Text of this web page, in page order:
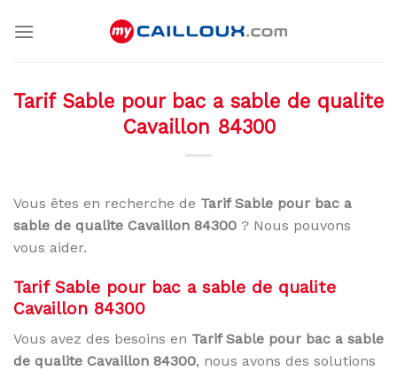
Tarif Sable pour bac a sable de qualite
Cavaillon 84300
Vous êtes en recherche de Tarif Sable pour bac a
sable de qualite Cavaillon 84300 ? Nous pouvons
vous aider.
Tarif Sable pour bac a sable de qualite
Cavaillon 84300
Vous avez des besoins en Tarif Sable pour bac a sable
de qualite Cavaillon 84300, nous avons des solutions